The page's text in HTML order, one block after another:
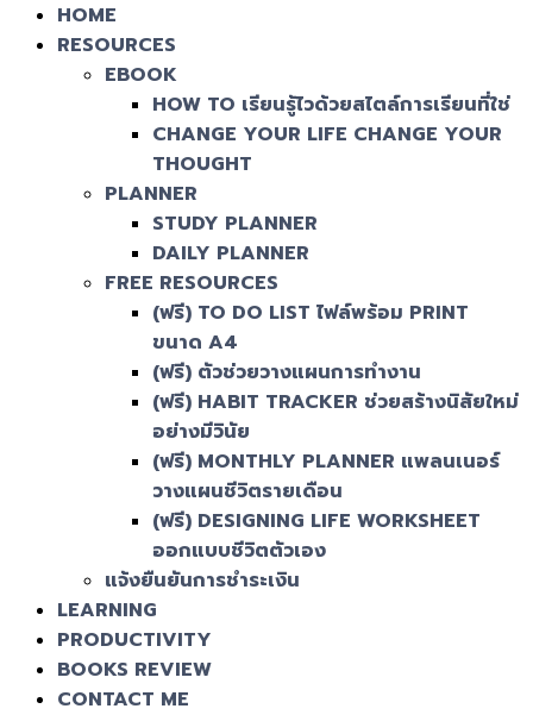
HOME
RESOURCES
EBOOK
HOW TO เรียนรู้ไวด้วยสไตล์การเรียนที่ใช่
CHANGE YOUR LIFE CHANGE YOUR
THOUGHT
PLANNER
STUDY PLANNER
DAILY PLANNER
FREE RESOURCES
(ฟรี) TO DO LIST ไฟล์พร้อม PRINT
ขนาด A4
(ฟรี) ตัวช่วยวางแผนการทำงาน
(ฟรี) HABIT TRACKER ช่วยสร้างนิสัยใหม่
อย่างมีวินัย
(ฟรี) MONTHLY PLANNER แพลนเนอร์
วางแผนชีวิตรายเดือน
(ฟรี) DESIGNING LIFE WORKSHEET
ออกแบบชีวิตตัวเอง
แจ้งยืนยันการชำระเงิน
LEARNING
PRODUCTIVITY
BOOKS REVIEW
CONTACT ME